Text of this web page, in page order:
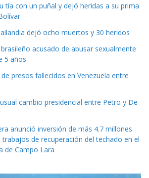
tía con un puñal y dejó heridas a su prima
dejó ocho muertos y 30 heridos
acusado de abusar sexualmente
5 años
presos fallecidos en Venezuela entre
cambio presidencial entre Petro y De
anunció inversión de más 4.7 millones
trabajos de recuperación del techado en el
de Campo Lara